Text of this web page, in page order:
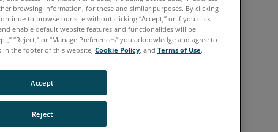
browsing information, for these and similar purposes. By clicking
to browse our site without clicking “Accept,” or if you click
enable default website features and functionalities will be
“Reject,” or “Manage Preferences” you acknowledge and agree to
in the footer of this website, Cookie Policy, and Terms of Use.
Reject
Accept